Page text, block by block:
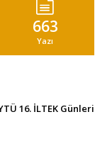
663
Yazı
16. İLTEK Günleri